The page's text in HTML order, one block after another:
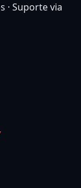
· Suporte via